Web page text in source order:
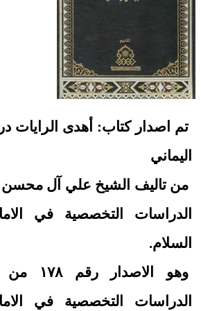
تم اصدار كتاب: أهدى
اليماني
من تاليف الشيخ علي آل محسن
الدراسات التخصصية في
السلام.
وهو
الدراسات التخصصية في